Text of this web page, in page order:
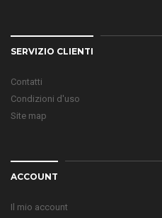
SERVIZIO CLIENTI
Contatti
Condizioni d'uso
Site map
ACCOUNT
Il mio account